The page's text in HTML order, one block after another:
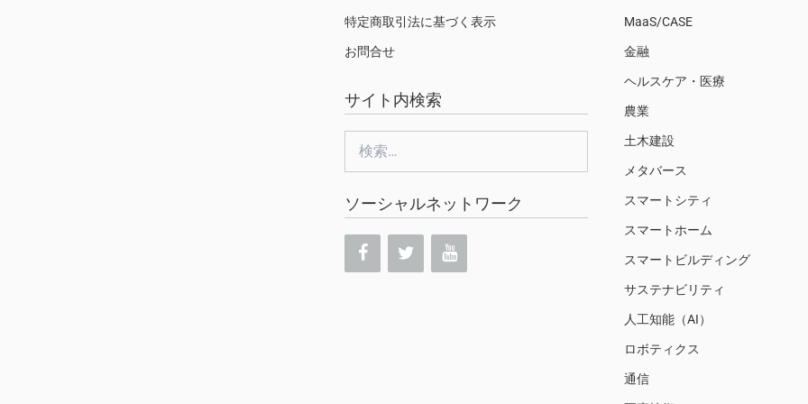
特定商取引法に基づく表示
お問合せ
サイト内検索
索:
ソーシャルネットワーク
MaaS/CASE
金融
ヘルスケア・医療
農業
土木建設
メタバース
スマートシティ
スマートホーム
スマートビルディング
サステナビリティ
人工知能（AI）
ロボティクス
通信